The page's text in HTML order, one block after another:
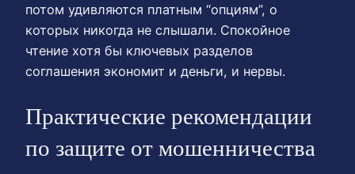
потом удивляются платным “опциям”, о
которых никогда не слышали. Спокойное
чтение хотя бы ключевых разделов
соглашения экономит и деньги, и нервы.
Практические рекомендации
по защите от мошенничества